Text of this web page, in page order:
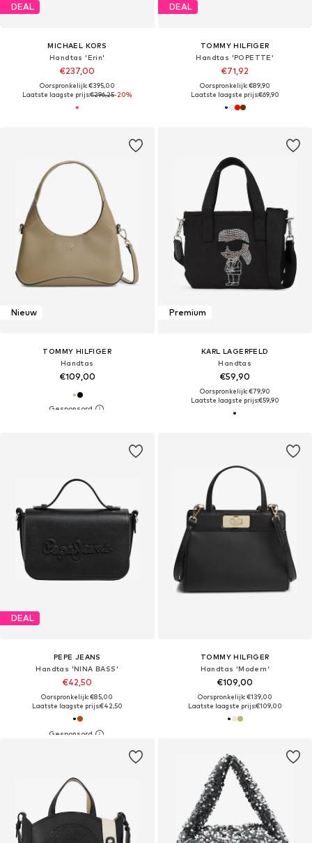
DEAL
MICHAEL KORS
Handtas 'Erin'
€237,00
Oorspronkelijk: €395,00
Laatste laagste prijs:€296,25-20%
DEAL
TOMMY HILFIGER
Handtas 'POPETTE'
€71,92
Oorspronkelijk: €89,90
Laatste laagste prijs:€69,90
Nieuw
TOMMY HILFIGER
Handtas
€109,00
Premium
KARL LAGERFELD
Handtas
€59,90
Oorspronkelijk: €79,90
Laatste laagste prijs:€59,90
DEAL
PEPE JEANS
Handtas 'NINA BASS'
€42,50
Oorspronkelijk: €85,00
Laatste laagste prijs:€42,50
TOMMY HILFIGER
Handtas 'Modern'
€109,00
Oorspronkelijk: €139,00
Laatste laagste prijs:€109,00